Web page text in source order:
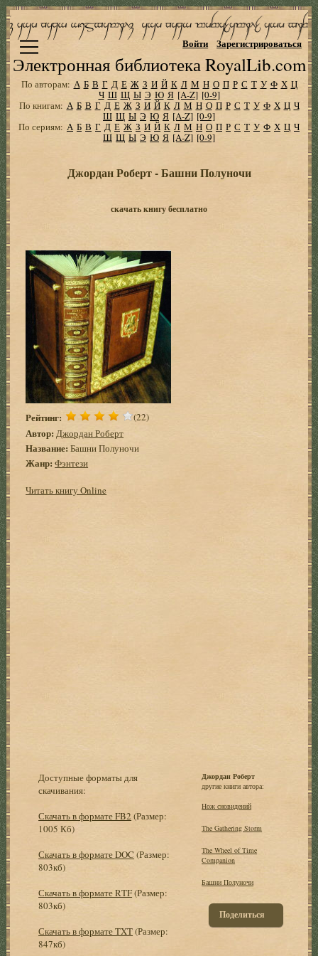
Электронная библиотека RoyalLib.com
Войти Зарегистрироваться
По авторам: А Б В Г Д Е Ж З И Й К Л М Н О П Р С Т У Ф Х Ц
Ч Ш Щ Ы Э Ю Я [A-Z] [0-9]
По книгам: А Б В Г Д Е Ж З И Й К Л М Н О П Р С Т У Ф Х Ц Ч
Ш Щ Ы Э Ю Я [A-Z] [0-9]
По сериям: А Б В Г Д Е Ж З И Й К Л М Н О П Р С Т У Ф Х Ц Ч
Ш Щ Ы Э Ю Я [A-Z] [0-9]
Джордан Роберт - Башни Полуночи
скачать книгу бесплатно
Рейтинг: (22)
Автор: Джордан Роберт
Название: Башни Полуночи
Жанр: Фэнтези
Читать книгу Online
Доступные форматы для
скачивания:
Скачать в формате FB2 (Размер:
1005 Кб)
Скачать в формате DOC (Размер:
803кб)
Скачать в формате RTF(Размер:
803кб)
Скачать в формате TXT(Размер:
847кб)
Джордан Роберт
другие книги автора:
Нож сновидений
The Gathering Storm
The Wheel of Time
Companion
Башни Полуночи
Поделиться